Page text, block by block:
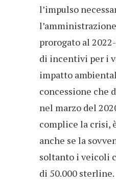
l’impulso
prorogato al
di incentivi per i
impatto
concessione che
nel marzo del
complice la crisi,
anche se la
soltanto i veicoli
di 50.000 sterline.